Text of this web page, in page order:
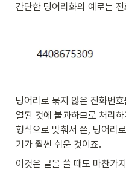
간단한 덩어리화의 예로는
덩어리로 묶지 않은 전화번
열된 것에 불과하므로 처리
형식으로 맞춰서 쓴, 덩어리
기가 훨씬 쉬운 것이죠.
이것은 글을 쓸 때도 마찬가